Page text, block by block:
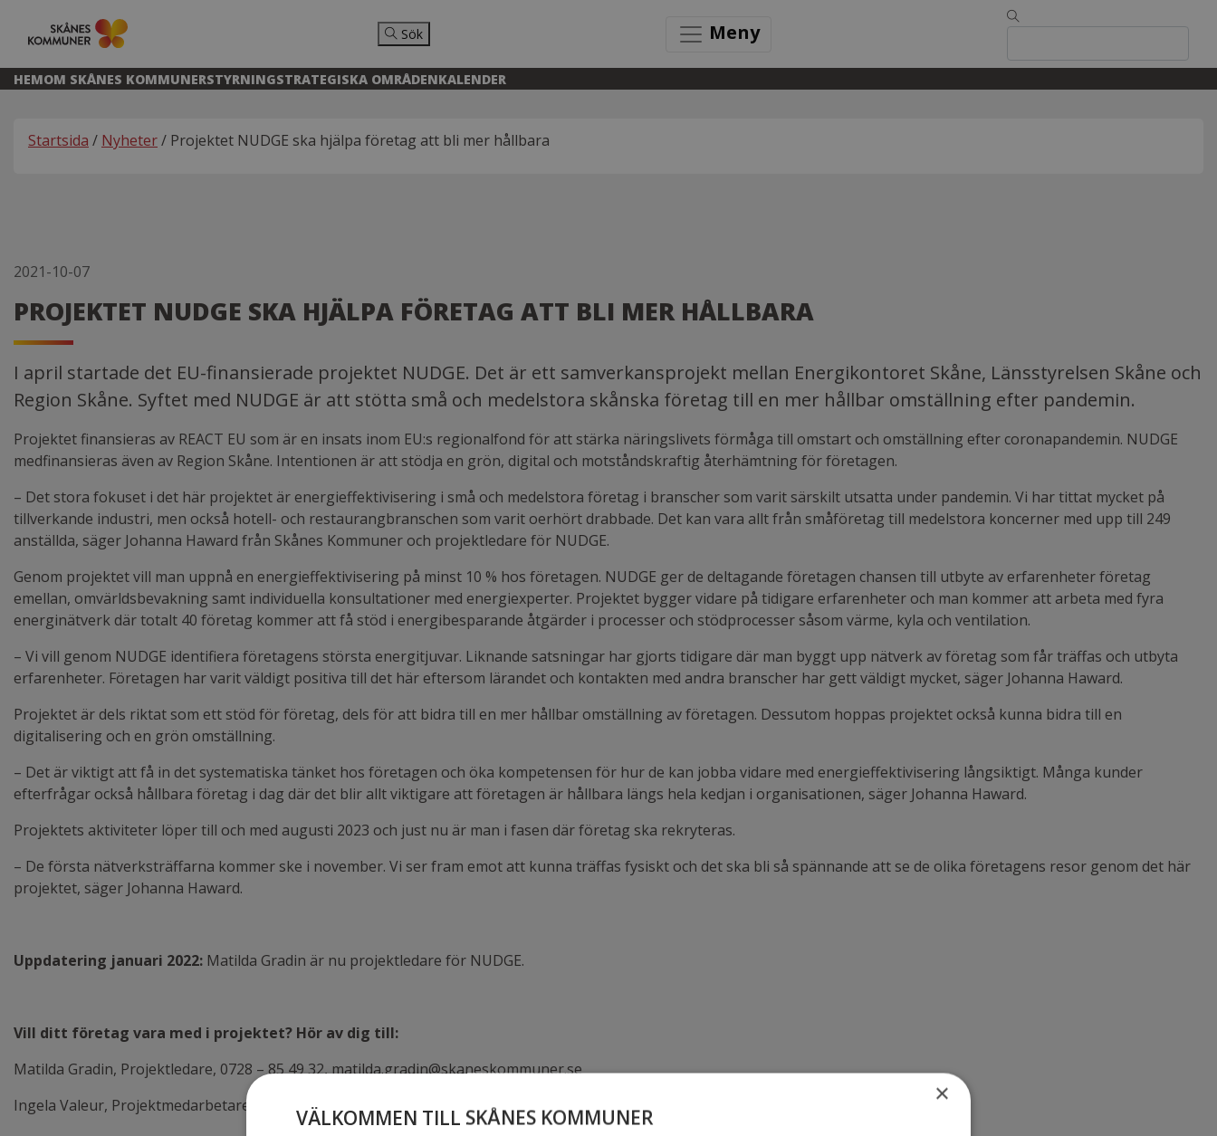
Sök Meny
HEMOM SKÅNES KOMMUNERSTYRNINGSTRATEGISKA OMRÅDENKALENDER
Startsida / Nyheter/ Projektet NUDGE ska hjälpa företag att bli mer hållbara
2021-10-07
PROJEKTET NUDGE SKA HJÄLPA FÖRETAG ATT BLI MER HÅLLBARA
I april startade det EU-finansierade projektet NUDGE. Det är ett samverkansprojekt mellan Energikontoret Skåne, Länsstyrelsen Skåne och
Region Skåne. Syftet med NUDGE är att stötta små och medelstora skånska företag till en mer hållbar omställning efter pandemin.
Projektet finansieras av REACT EU som är en insats inom EU:s regionalfond för att stärka näringslivets förmåga till omstart och omställning efter coronapandemin. NUDGE
medfinansieras även av Region Skåne. Intentionen är att stödja en grön, digital och motståndskraftig återhämtning för företagen.
– Det stora fokuset i det här projektet är energieffektivisering i små och medelstora företag i branscher som varit särskilt utsatta under pandemin. Vi har tittat mycket på
tillverkande industri, men också hotell- och restaurangbranschen som varit oerhört drabbade. Det kan vara allt från småföretag till medelstora koncerner med upp till 249
anställda, säger Johanna Haward från Skånes Kommuner och projektledare för NUDGE.
Genom projektet vill man uppnå en energieffektivisering på minst 10 % hos företagen. NUDGE ger de deltagande företagen chansen till utbyte av erfarenheter företag
emellan, omvärldsbevakning samt individuella konsultationer med energiexperter. Projektet bygger vidare på tidigare erfarenheter och man kommer att arbeta med fyra
energinätverk där totalt 40 företag kommer att få stöd i energibesparande åtgärder i processer och stödprocesser såsom värme, kyla och ventilation.
– Vi vill genom NUDGE identifiera företagens största energitjuvar. Liknande satsningar har gjorts tidigare där man byggt upp nätverk av företag som får träffas och utbyta
erfarenheter. Företagen har varit väldigt positiva till det här eftersom lärandet och kontakten med andra branscher har gett väldigt mycket, säger Johanna Haward.
Projektet är dels riktat som ett stöd för företag, dels för att bidra till en mer hållbar omställning av företagen. Dessutom hoppas projektet också kunna bidra till en
digitalisering och en grön omställning.
– Det är viktigt att få in det systematiska tänket hos företagen och öka kompetensen för hur de kan jobba vidare med energieffektivisering långsiktigt. Många kunder
efterfrågar också hållbara företag i dag där det blir allt viktigare att företagen är hållbara längs hela kedjan i organisationen, säger Johanna Haward.
Projektets aktiviteter löper till och med augusti 2023 och just nu är man i fasen där företag ska rekryteras.
– De första nätverksträffarna kommer ske i november. Vi ser fram emot att kunna träffas fysiskt och det ska bli så spännande att se de olika företagens resor genom det här
projektet, säger Johanna Haward.
Uppdatering januari 2022: Matilda Gradin är nu projektledare för NUDGE.
Vill ditt företag vara med i projektet? Hör av dig till:
Matilda Gradin, Projektledare, 0728 – 85 49 32, matilda.gradin@skaneskommuner.se
Ingela Valeur, Projektmedarbetare, 070-968 94 12, ingela.valeur@lansstyrelsenskane.se
×
VÄLKOMMEN TILL SKÅNES KOMMUNER